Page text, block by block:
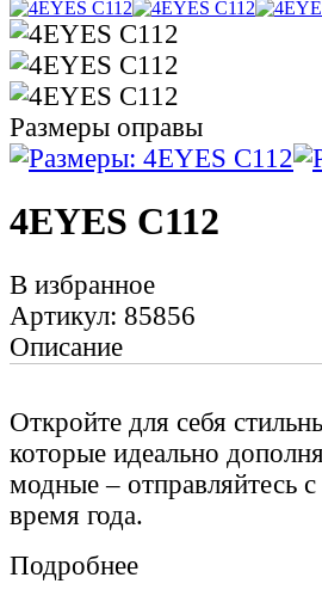
Размеры оправы
4EYES C112
В избранное
Артикул: 85856
Описание
Откройте для себя
которые идеально
модные – отправляйтесь
время года.
Подробнее